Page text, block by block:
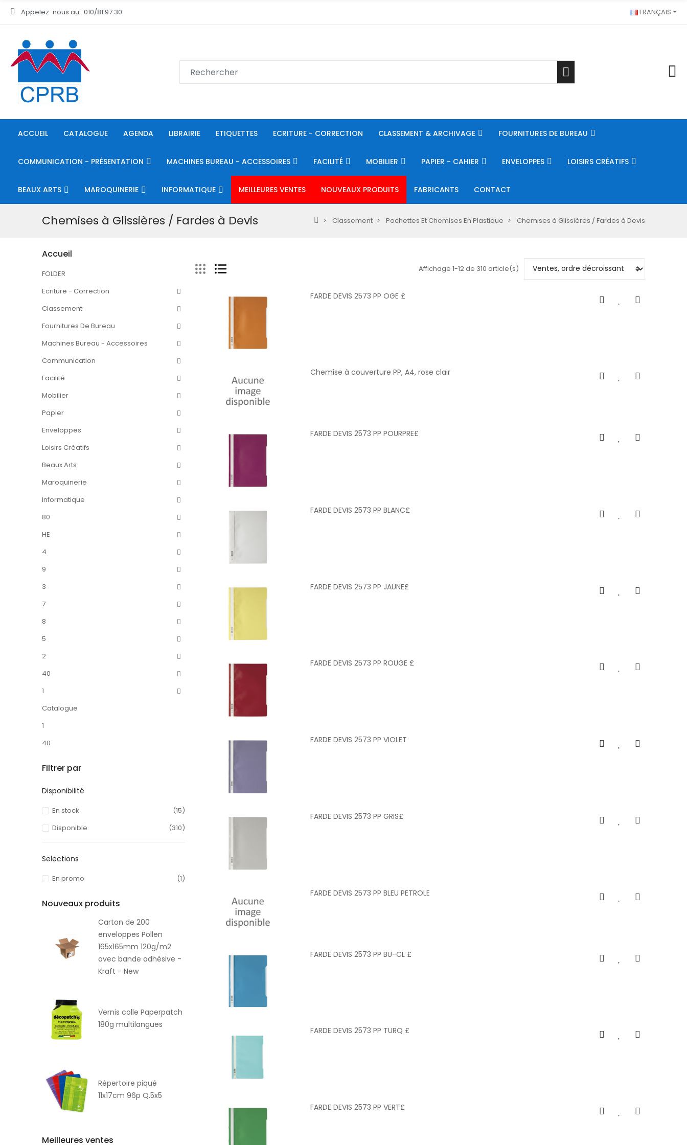
Appelez-nous au : 010/81.97.30 FRANÇAIS
ACCUEIL CATALOGUE AGENDA LIBRAIRIE ETIQUETTES ECRITURE - CORRECTION CLASSEMENT & ARCHIVAGE FOURNITURES DE BUREAU
COMMUNICATION - PRÉSENTATION MACHINES BUREAU - ACCESSOIRES FACILITÉ MOBILIER PAPIER - CAHIER ENVELOPPES LOISIRS CRÉATIFS
BEAUX ARTS MAROQUINERIE INFORMATIQUE MEILLEURES VENTES NOUVEAUX PRODUITS FABRICANTS CONTACT
Chemises à Glissières / Fardes à Devis Classement Pochettes Et Chemises En Plastique Chemises à Glissières / Fardes à Devis
Accueil
FOLDER
Ecriture - Correction
Classement
Fournitures De Bureau
Machines Bureau - Accessoires
Communication
Facilité
Mobilier
Papier
Enveloppes
Loisirs Créatifs
Beaux Arts
Maroquinerie
Informatique
80
HE
4
9
3
7
8
5
2
40
1
Catalogue
1
40
Filtrer par
Disponibilité
En stock
(15)
Disponible
(310)
Selections
En promo (1)
Nouveaux produits
Carton de 200
enveloppes Pollen
165x165mm 120g/m2
avec bande adhésive -
Kraft - New
Vernis colle Paperpatch
180g multilangues
Répertoire piqué
11x17cm 96p Q.5x5
Meilleures ventes
Affichage 1-12 de 310 article(s)
FARDE DEVIS 2573 PP OGE £
Chemise à couverture PP, A4, rose clair
FARDE DEVIS 2573 PP POURPRE£
FARDE DEVIS 2573 PP BLANC£
FARDE DEVIS 2573 PP JAUNE£
FARDE DEVIS 2573 PP ROUGE £
FARDE DEVIS 2573 PP VIOLET
FARDE DEVIS 2573 PP GRIS£
FARDE DEVIS 2573 PP BLEU PETROLE
FARDE DEVIS 2573 PP BU-CL £
FARDE DEVIS 2573 PP TURQ £
FARDE DEVIS 2573 PP VERT£